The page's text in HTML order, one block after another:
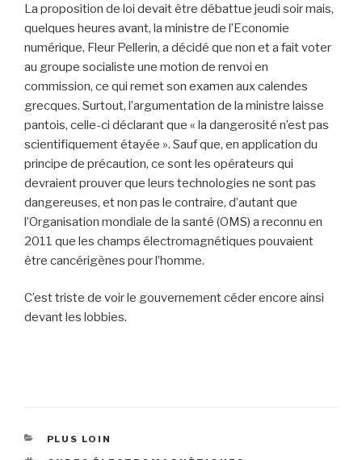
La proposition de loi devait être débattue jeudi soir mais,
quelques heures avant, la ministre de l’Economie
numérique, Fleur Pellerin, a décidé que non et a fait voter
au groupe socialiste une motion de renvoi en
commission, ce qui remet son examen aux calendes
grecques. Surtout, l’argumentation de la ministre laisse
pantois, celle-ci déclarant que « la dangerosité n’est pas
scientifiquement étayée ». Sauf que, en application du
principe de précaution, ce sont les opérateurs qui
devraient prouver que leurs technologies ne sont pas
dangereuses, et non pas le contraire, d’autant que
l’Organisation mondiale de la santé (OMS) a reconnu en
2011 que les champs électromagnétiques pouvaient
être cancérigènes pour l’homme.
C’est triste de voir le gouvernement céder encore ainsi
devant les lobbies.
CATÉGORIES
PLUS LOIN